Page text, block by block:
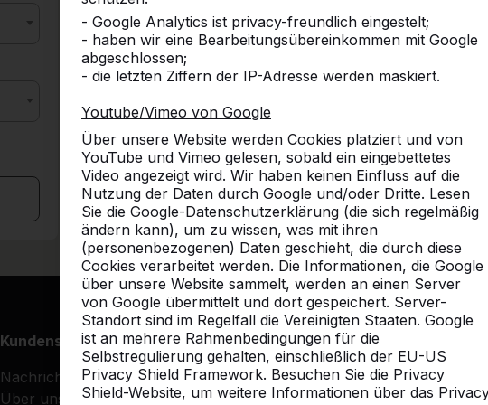
- Google Analytics ist privacy-freundlich eingestelt;
- haben wir eine Bearbeitungsübereinkommen mit Google
abgeschlossen;
- die letzten Ziffern der IP-Adresse werden maskiert.
Youtube/Vimeo von Google
Über unsere Website werden Cookies platziert und von
YouTube und Vimeo gelesen, sobald ein eingebettetes
Video angezeigt wird. Wir haben keinen Einfluss auf die
Nutzung der Daten durch Google und/oder Dritte. Lesen
Sie die Google-Datenschutzerklärung (die sich regelmäßig
ändern kann), um zu wissen, was mit ihren
(personenbezogenen) Daten geschieht, die durch diese
Cookies verarbeitet werden. Die Informationen, die Google
über unsere Website sammelt, werden an einen Server
von Google übermittelt und dort gespeichert. Server-
Standort sind im Regelfall die Vereinigten Staaten. Google
ist an mehrere Rahmenbedingungen für die
Selbstregulierung gehalten, einschließlich der EU-US
Privacy Shield Framework. Besuchen Sie die Privacy
Shield-Website, um weitere Informationen über das
Kundenservice
Nachrichten
Über uns
Kategorien
Tischtennistische
Fußvolleyball